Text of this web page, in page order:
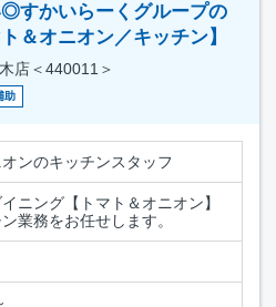
すかいらーくグループの
＆オニオン／キッチン】
店＜440011＞
助
オンのキッチンスタッフ
ニング【トマト＆オニオン】
業務をお任せします。